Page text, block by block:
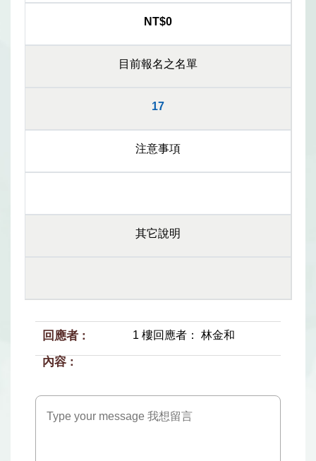
NT$0
目前報名之名單
17
注意事項
其它說明
1 樓回應者： 林金和